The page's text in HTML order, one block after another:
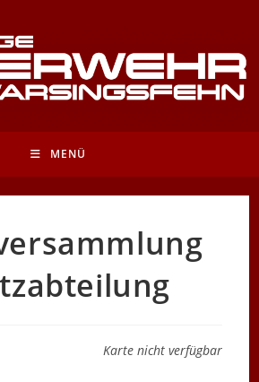
MENÜ
Karte nicht verfügbar